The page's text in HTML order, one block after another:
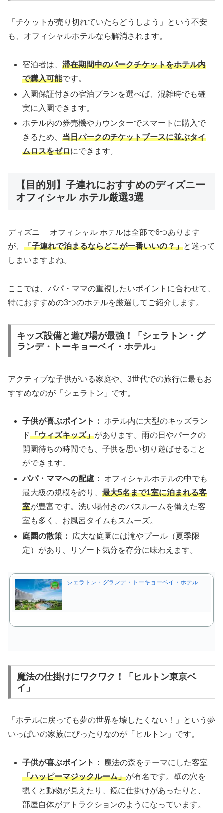
「チケットが売り切れていたらどうしよう」という不安
も、オフィシャルホテルなら解消されます。
宿泊者は、滞在期間中のパークチケットをホテル内
で購入可能です。
入園保証付きの宿泊プランを選べば、混雑時でも確
実に入園できます。
ホテル内の券売機やカウンターでスマートに購入で
きるため、当日パークのチケットブースに並ぶタイ
ムロスをゼロにできます。
【目的別】子連れにおすすめのディズニー
オフィシャル ホテル厳選3選
ディズニー オフィシャル ホテルは全部で6つあります
が、 「子連れで泊まるならどこが一番いいの？」と迷って
しまいますよね。
ここでは、パパ・ママの重視したいポイントに合わせて、
特におすすめの3つのホテルを厳選してご紹介します。
キッズ設備と遊び場が最強！「シェラトン・グ
ランデ・トーキョーベイ・ホテル」
アクティブな子供がいる家庭や、3世代での旅行に最もお
すすめなのが「シェラトン」です。
子供が喜ぶポイント：
ホテル内に大型のキッズラン
ド「ウィズキッズ」があります。雨の日やパークの
開園待ちの時間でも、子供を思い切り遊ばせること
ができます。
パパ・ママへの配慮：
オフィシャルホテルの中でも
最大級の規模を誇り、最大5名まで1室に泊まれる客
室が豊富です。洗い場付きのバスルームを備えた客
室も多く、お風呂タイムもスムーズ。
庭園の散策：
広大な庭園には滝やプール（夏季限
定）があり、リゾート気分を存分に味わえます。
シェラトン・グランデ・トーキョーベイ・ホテル
魔法の仕掛けにワクワク！「ヒルトン東京ベ
イ」
「ホテルに戻っても夢の世界を壊したくない！」という夢
いっぱいの家族にぴったりなのが「ヒルトン」です。
子供が喜ぶポイント：
魔法の森をテーマにした客室
「ハッピーマジックルーム」が有名です。壁の穴を
覗くと動物が見えたり、鏡に仕掛けがあったりと、
部屋自体がアトラクションのようになっています。